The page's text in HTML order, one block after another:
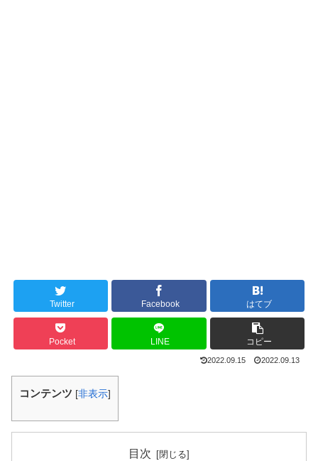
Twitter Facebook はてブ
Pocket LINE コピー
2022.09.15 2022.09.13
コンテンツ [非表示]
目次